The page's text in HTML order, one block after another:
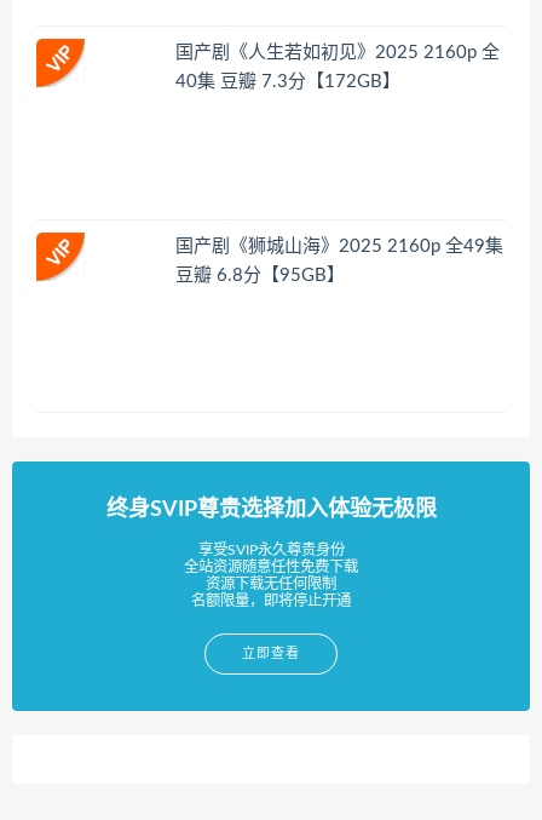
国产剧《人生若如初见》2025 2160p 全
40集 豆瓣 7.3分【172GB】
国产剧《狮城山海》2025 2160p 全49集
豆瓣 6.8分【95GB】
终身SVIP尊贵选择加入体验无极限
享受SVIP永久尊贵身份
全站资源随意任性免费下载
资源下载无任何限制
名额限量，即将停止开通
立即查看